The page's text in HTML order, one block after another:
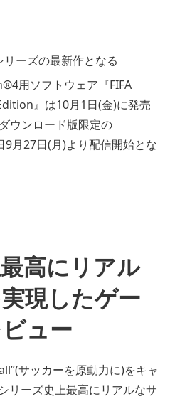
リーズの最新作となる
用ソフトウェア『FIFA
』は10月1日(金)に発売
ウンロード版限定の
月27日(月)より配信開始とな
高にリアル
現したゲー
ュー
サッカーを原動力に)をキャ
リーズ史上最高にリアルなサ